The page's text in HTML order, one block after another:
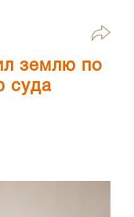
землю по
суда